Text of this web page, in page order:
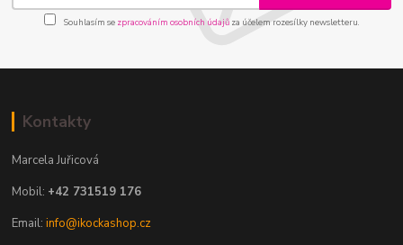
Souhlasím se zpracováním osobních údajůza účelem rozesílky newsletteru.
Kontakty
Marcela Juřicová
Mobil: +42 731519 176
Email:info@ikockashop.cz